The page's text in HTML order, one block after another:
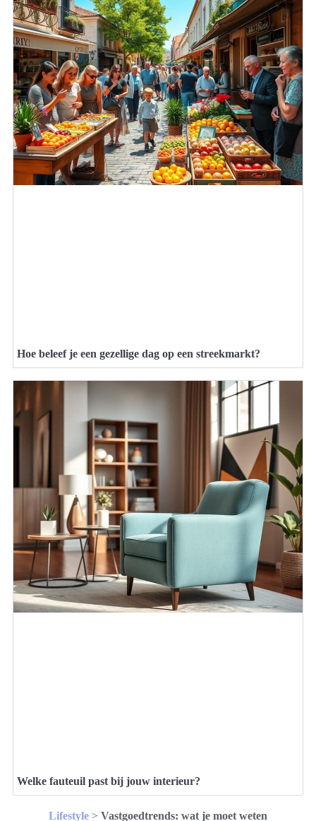
Hoe beleef je een gezellige dag op een streekmarkt?
Welke fauteuil past bij jouw interieur?
Lifestyle > Vastgoedtrends: wat je moet weten